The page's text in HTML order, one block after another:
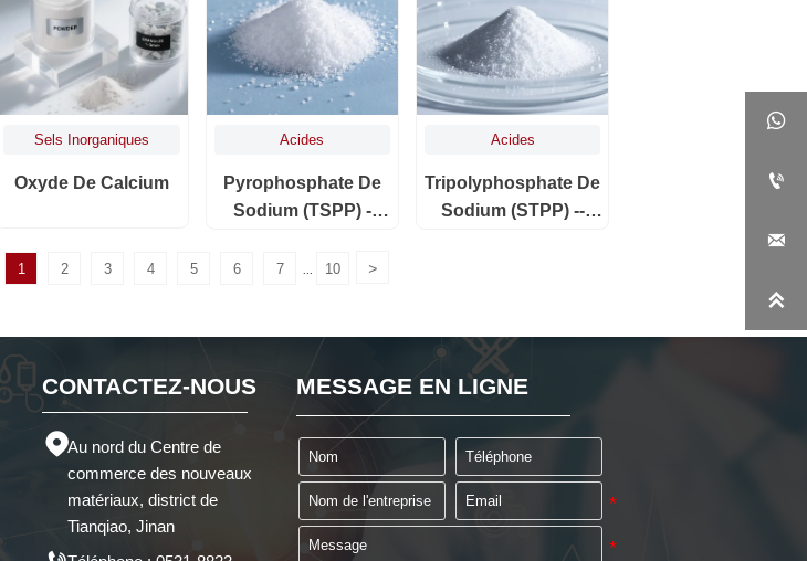
Sels Inorganiques
Oxyde De Calcium
Acides
Pyrophosphate De
Sodium (TSPP) -
Acides
Tripolyphosphate De
Sodium (STPP) --
1 2 3 4 5 6 7 10 >
CONTACTEZ-NOUS
Au nord du Centre de
commerce des nouveaux
matériaux, district de
Tianqiao, Jinan
MESSAGE EN LIGNE



